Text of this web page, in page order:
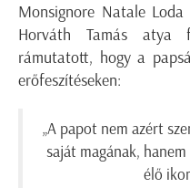
Monsignore Natale
Horváth Tamás atya
rámutatott, hogy a
erőfeszítéseken:
„A papot nem azért
saját magának,
élő